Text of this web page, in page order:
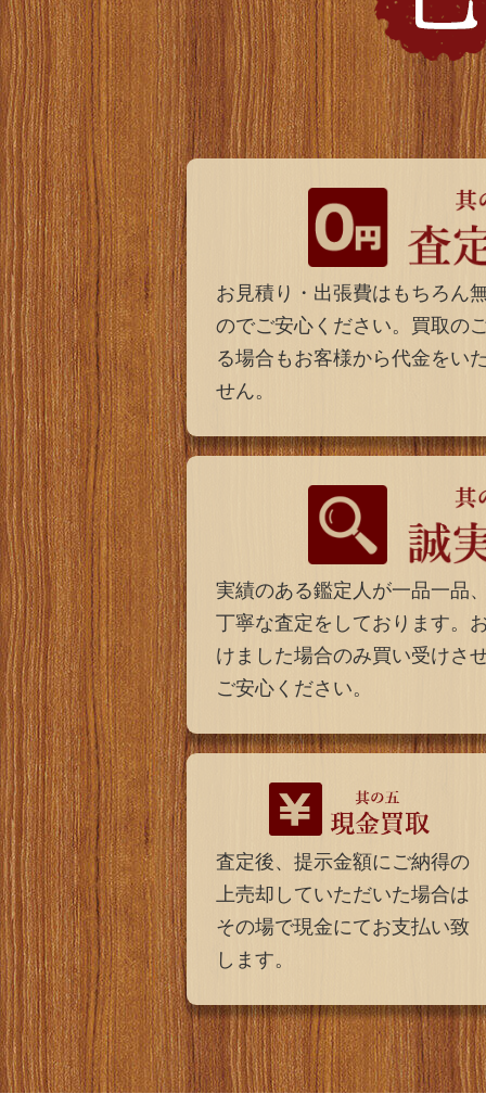
お見積り・出張費はもちろん
のでご安心ください。買取の
る場合もお客様から代金をい
せん。
実績のある鑑定人が一品一品
丁寧な査定をしております。
けました場合のみ買い受けさ
ご安心ください。
査定後、提示金額にご納得の
上売却していただいた場合は
その場で現金にてお支払い致
します。